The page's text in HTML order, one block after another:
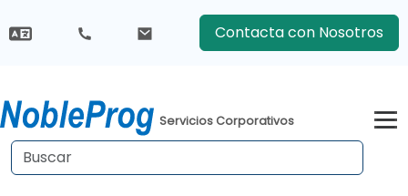
Contacta con Nosotros
Servicios Corporativos